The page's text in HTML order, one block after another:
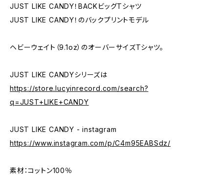
JUST LIKE CANDY！BACKビッグTシャツ
JUST LIKE CANDY！のバックプリントモデル
ヘビーウェイト（9.1oz）のオーバーサイズTシャツ。
JUST LIKE CANDYシリーズは
https://store.lucyinrecord.com/search?
q=JUST+LIKE+CANDY
JUST LIKE CANDY - instagram
https://www.instagram.com/p/C4m95EABSdz/
素材：コットン100％